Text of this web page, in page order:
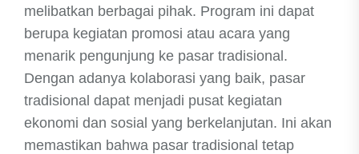
melibatkan berbagai pihak. Program ini dapat
berupa kegiatan promosi atau acara yang
menarik pengunjung ke pasar tradisional.
Dengan adanya kolaborasi yang baik, pasar
tradisional dapat menjadi pusat kegiatan
ekonomi dan sosial yang berkelanjutan. Ini akan
memastikan bahwa pasar tradisional tetap